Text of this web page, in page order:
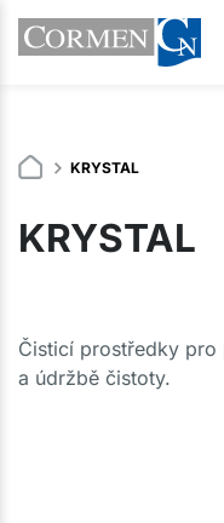
KRYSTAL
KRYSTAL
Čisticí prostředky
a údržbě čistoty.